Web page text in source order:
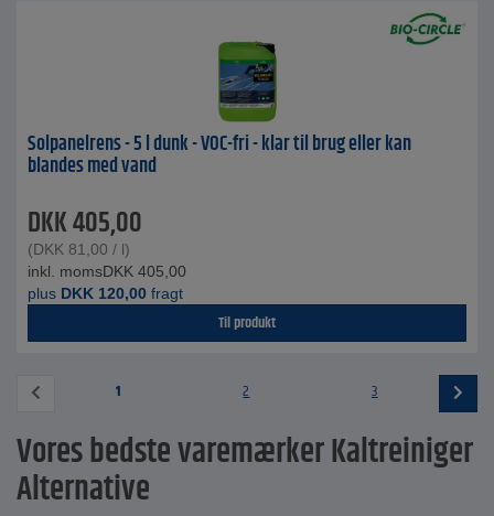
Solpanelrens - 5 l dunk - VOC-fri - klar til brug eller kan
blandes med vand
DKK405,00
(DKK 81,00 / l)
inkl. momsDKK 405,00
plus DKK 120,00 fragt
Til produkt
1 2 3
Vores bedste varemærker Kaltreiniger
Alternative